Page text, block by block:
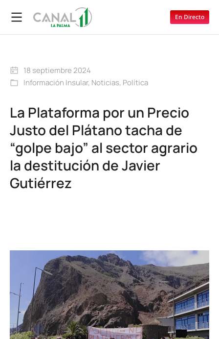
En Directo
18 septiembre 2024
Información Insular, Noticias, Política
La Plataforma por un Precio
Justo del Plátano tacha de
“golpe bajo” al sector agrario
la destitución de Javier
Gutiérrez